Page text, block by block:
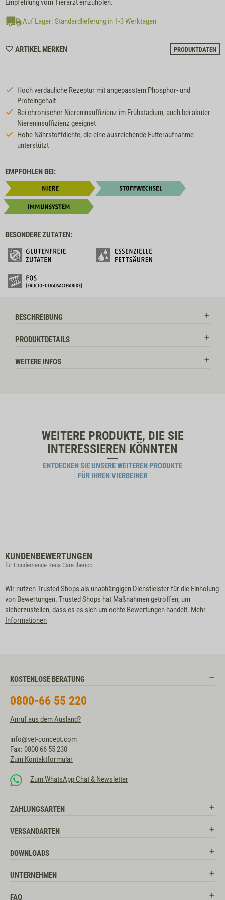
Empfehlung vom Tierarzt einzuholen.
Auf Lager: Standardlieferung in 1-3 Werktagen
ARTIKEL MERKENWISHLIST
PRODUKTDATEN
Hoch verdauliche Rezeptur mit angepasstem Phosphor- und
Proteingehalt
Bei chronischer Niereninsuffizienz im Frühstadium, auch bei akuter
Niereninsuffizienz geeignet
Hohe Nährstoffdichte, die eine ausreichende Futteraufnahme
unterstützt
EMPFOHLEN BEI:
BESONDERE ZUTATEN:
BESCHREIBUNG
PRODUKTDETAILS
WEITERE INFOS
WEITERE PRODUKTE, DIE SIE
INTERESSIEREN KÖNNTEN
ENTDECKEN SIE UNSERE WEITEREN PRODUKTE
FÜR IHREN VIERBEINER
KUNDENBEWERTUNGEN
für Hundemenue Rena Care Iberico
Wir nutzen Trusted Shops als unabhängigen Dienstleister für die Einholung
von Bewertungen. Trusted Shops hat Maßnahmen getroffen, um
sicherzustellen, dass es es sich um echte Bewertungen handelt. Mehr
Informationen
KOSTENLOSE BERATUNG
0800-66 55 220
Anruf aus dem Ausland?
info@vet-concept.com
Fax: 0800 66 55 230
Zum Kontaktformular
Zum WhatsApp Chat & Newsletter
ZAHLUNGSARTEN
VERSANDARTEN
DOWNLOADS
UNTERNEHMEN
FAQ